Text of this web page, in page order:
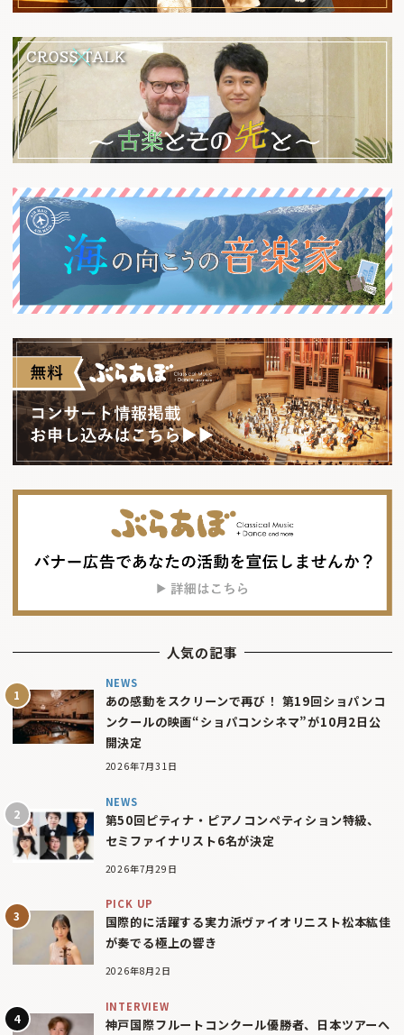
人気の記事
NEWS
あの感動をスクリーンで再び！ 第19回ショパンコ
ンクールの映画“ショパコンシネマ”が10月2日公
開決定
2026年7月31日
NEWS
第50回ピティナ・ピアノコンペティション特級、
セミファイナリスト6名が決定
2026年7月29日
PICK UP
国際的に活躍する実力派ヴァイオリニスト松本紘佳
が奏でる極上の響き
2026年8月2日
INTERVIEW
神戸国際フルートコンクール優勝者、日本ツアーへ